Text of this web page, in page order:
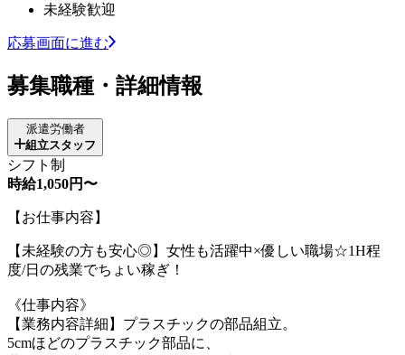
未経験歓迎
応募画面に進む
募集職種・詳細情報
派遣労働者
組立スタッフ
シフト制
時給1,050円〜
【お仕事内容】
【未経験の方も安心◎】女性も活躍中×優しい職場☆1H程
度/日の残業でちょい稼ぎ！
《仕事内容》
【業務内容詳細】プラスチックの部品組立。
5cmほどのプラスチック部品に、